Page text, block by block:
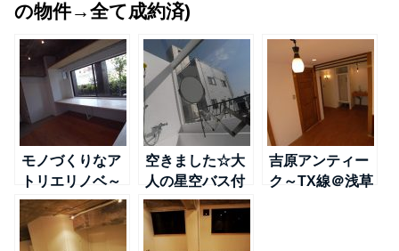
の物件→全て成約済)
モノづくりなア
トリエリノベ～
日比谷線＠南千
住
空きました☆大
人の星空バス付
ペントハウス～
TX線＠浅草
吉原アンティー
ク～TX線＠浅草